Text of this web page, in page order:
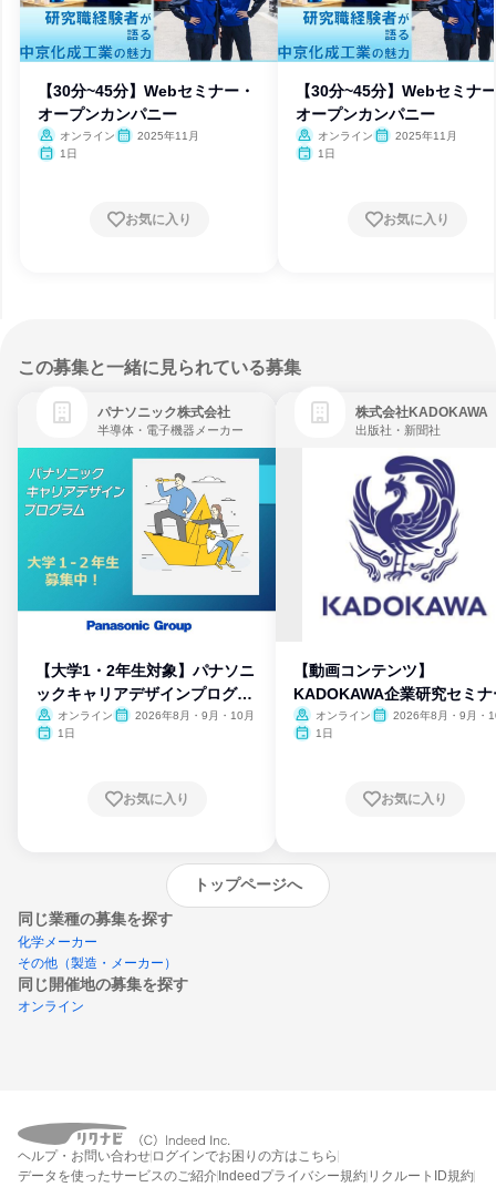
【30分~45分】Webセミナー・
オープンカンパニー
オンライン
2025年11月
1日
お気に入り
【30分~45分】Webセミナ
オープンカンパニー
オンライン
2025年11月
1日
お気に入り
この募集と一緒に見られている募集
パナソニック株式会社
半導体・電子機器メーカー
【大学1・2年生対象】パナソニ
ックキャリアデザインプログラ
ム
オンライン
2026年8月・9月・10月
1日
お気に入り
株式会社KADOKAWA
出版社・新聞社
【動画コンテンツ】
KADOKAWA企業研究セミナ
オンライン
2026年8月・9月・
1日
お気に入り
トップページへ
同じ業種の募集を探す
化学メーカー
その他（製造・メーカー）
同じ開催地の募集を探す
オンライン
締切：なし
ヘルプ・お問い合わせ ログインでお困りの方はこちら
データを使ったサービスのご紹介 Indeedプライバシー規約 リクルートID規約